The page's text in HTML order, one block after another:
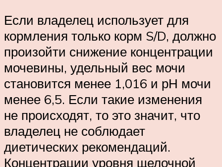
Если владелец использует для
кормления только корм S/D, должно
произойти снижение концентрации
мочевины, удельный вес мочи
становится менее 1,016 и рН мочи
менее 6,5. Если такие изменения
не происходят, то это значит, что
владелец не соблюдает
диетических рекомендаций.
Концентрации уровня щелочной